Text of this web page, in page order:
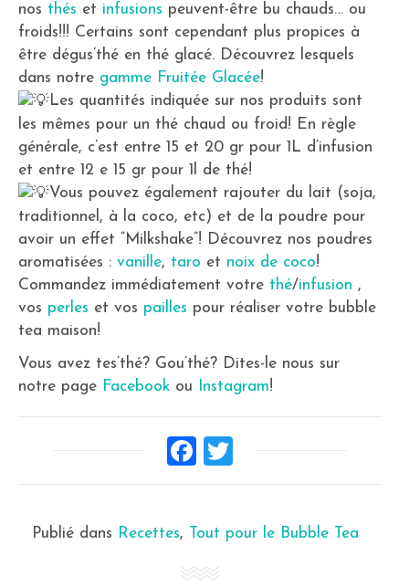
nos thés et infusions peuvent-être bu chauds… ou
froids!!! Certains sont cependant plus propices à
être dégus’thé en thé glacé. Découvrez lesquels
dans notre gamme Fruitée Glacée!
Les quantités indiquée sur nos produits sont
les mêmes pour un thé chaud ou froid! En règle
générale, c’est entre 15 et 20 gr pour 1L d’infusion
et entre 12 e 15 gr pour 1l de thé!
Vous pouvez également rajouter du lait (soja,
traditionnel, à la coco, etc) et de la poudre pour
avoir un effet “Milkshake”! Découvrez nos poudres
aromatisées : vanille, taro et noix de coco!
Commandez immédiatement votre thé/infusion ,
vos perles et vos pailles pour réaliser votre bubble
tea maison!
Vous avez tes’thé? Gou’thé? Dites-le nous sur
notre page Facebook ou Instagram!
Facebook
Publié dans Recettes, Tout pour le Bubble Tea